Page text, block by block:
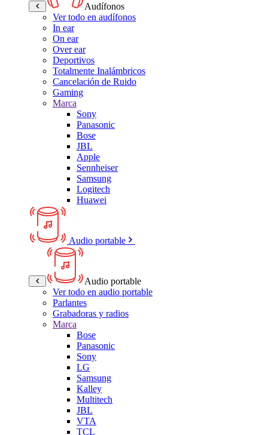
Audífonos
Ver todo en audífonos
In ear
On ear
Over ear
Deportivos
Totalmente Inalámbricos
Cancelación de Ruido
Gaming
Marca
Sony
Panasonic
Bose
JBL
Apple
Sennheiser
Samsung
Logitech
Huawei
Audio portable
Audio portable
Ver todo en audio portable
Parlantes
Grabadoras y radios
Marca
Bose
Panasonic
Sony
LG
Samsung
Kalley
Multitech
JBL
VTA
TCL